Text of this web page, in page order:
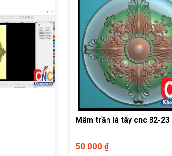
Mâm trần lá tây cnc 82-23
50.000 ₫